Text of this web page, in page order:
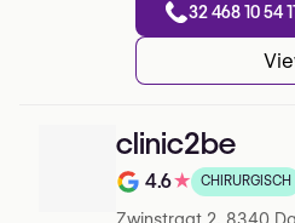
32 468 10 54
clinic2be
Note de 4.6 sur 5
4.6★ CHIRURGISCH